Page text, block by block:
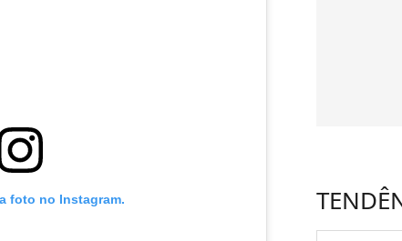
foto no Instagram.